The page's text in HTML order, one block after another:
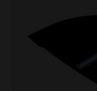
Textile - Casquettes et bonnets
Tir sur cible